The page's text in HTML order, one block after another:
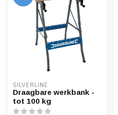
SILVERLINE
Draagbare werkbank -
tot 100 kg